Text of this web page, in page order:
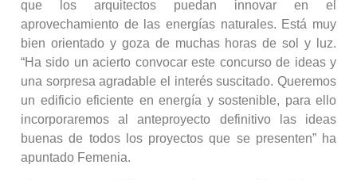
que los arquitectos puedan innovar en el
aprovechamiento de las energías naturales. Está muy
bien orientado y goza de muchas horas de sol y luz.
“Ha sido un acierto convocar este concurso de ideas y
una sorpresa agradable el interés suscitado. Queremos
un edificio eficiente en energía y sostenible, para ello
incorporaremos al anteproyecto definitivo las ideas
buenas de todos los proyectos que se presenten” ha
apuntado Femenia.